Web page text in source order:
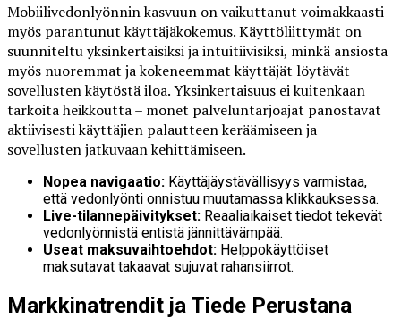
Mobiilivedonlyönnin kasvuun on vaikuttanut voimakkaasti
myös parantunut käyttäjäkokemus. Käyttöliittymät on
suunniteltu yksinkertaisiksi ja intuitiivisiksi, minkä ansiosta
myös nuoremmat ja kokeneemmat käyttäjät löytävät
sovellusten käytöstä iloa. Yksinkertaisuus ei kuitenkaan
tarkoita heikkoutta – monet palveluntarjoajat panostavat
aktiivisesti käyttäjien palautteen keräämiseen ja
sovellusten jatkuvaan kehittämiseen.
Nopea navigaatio: Käyttäjäystävällisyys varmistaa,
että vedonlyönti onnistuu muutamassa klikkauksessa.
Live-tilannepäivitykset: Reaaliaikaiset tiedot tekevät
vedonlyönnistä entistä jännittävämpää.
Useat maksuvaihtoehdot: Helppokäyttöiset
maksutavat takaavat sujuvat rahansiirrot.
Markkinatrendit ja Tiede Perustana